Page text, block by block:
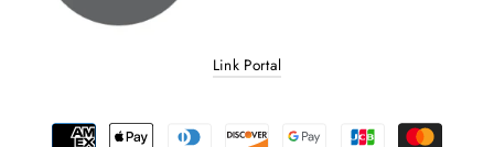
Link Portal